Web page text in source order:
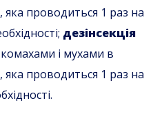
яка проводиться 1 раз на
дезінсекція
і мухами в
яка проводиться 1 раз на